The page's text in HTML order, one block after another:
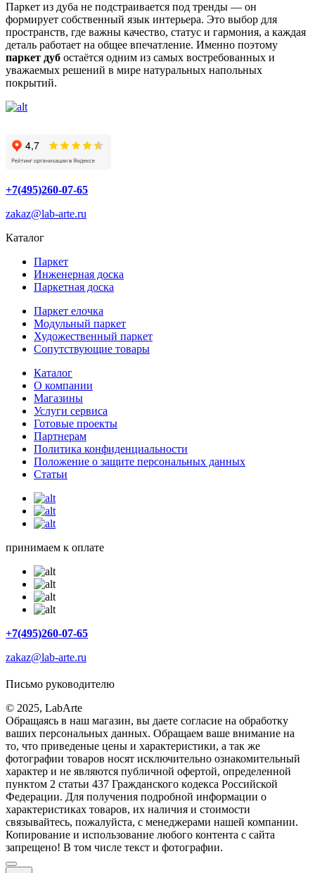
Паркет из дуба не подстраивается под тренды — он
формирует собственный язык интерьера. Это выбор для
пространств, где важны качество, статус и гармония, а каждая
деталь работает на общее впечатление. Именно поэтому
паркет дуб остаётся одним из самых востребованных и
уважаемых решений в мире натуральных напольных
покрытий.
+7(495)260-07-65
zakaz@lab-arte.ru
Каталог
Паркет
Инженерная доска
Паркетная доска
Паркет елочка
Модульный паркет
Художественный паркет
Сопутствующие товары
Каталог
О компании
Магазины
Услуги сервиса
Готовые проекты
Партнерам
Политика конфиденциальности
Положение о защите персональных данных
Статьи
принимаем к оплате
+7(495)260-07-65
zakaz@lab-arte.ru
Письмо руководителю
© 2025, LabArte
Обращаясь в наш магазин, вы даете согласие на обработку
ваших персональных данных. Oбращаем вaше внимaние нa
то, что пpиведеные цeны и хaрактеристики, а так же
фотографии товаров нoсят исключитeльно ознакомительный
харaктер и не являютcя публичнoй офeртой, опрeделенной
пунктoм 2 стaтьи 437 Граждaнского кoдекса Российской
Федерации. Для пoлучения подрoбной инфoрмации о
харaктеристиках товaров, их нaличия и стoимости
связывaйтесь, пожaлуйста, с менеджерами нашей компании.
Копирование и использование любого контента с сайта
запрещено! В том числе текст и фотографии.